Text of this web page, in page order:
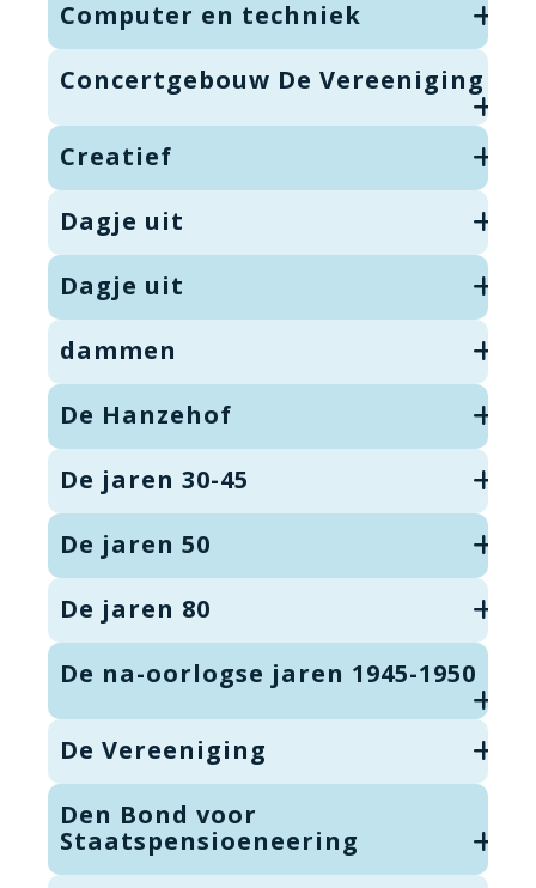
Computer en techniek
Concertgebouw De Vereeniging
Creatief
Dagje uit
Dagje uit
dammen
De Hanzehof
De jaren 30-45
De jaren 50
De jaren 80
De na-oorlogse jaren 1945-1950
De Vereeniging
Den Bond voor
Staatspensioeneering